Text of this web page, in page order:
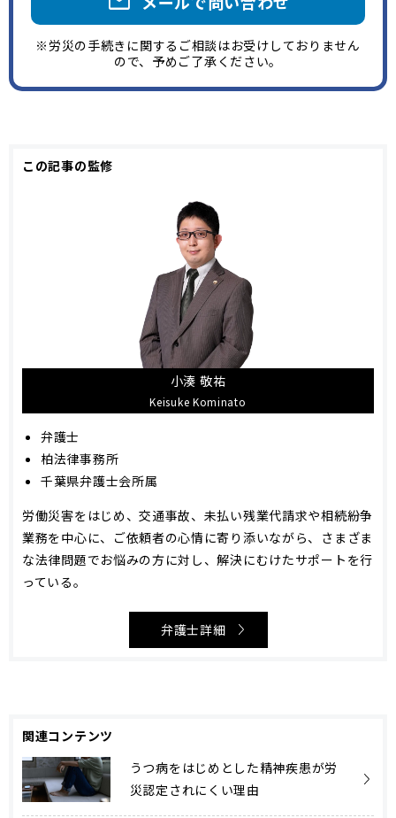
※労災の手続きに関するご相談はお受けしておりません
ので、予めご了承ください。
この記事の監修
小湊 敬祐
Keisuke Kominato
弁護士
柏法律事務所
千葉県弁護士会所属
労働災害をはじめ、交通事故、未払い残業代請求や相続紛争
業務を中心に、ご依頼者の心情に寄り添いながら、さまざま
な法律問題でお悩みの方に対し、解決にむけたサポートを行
っている。
弁護士詳細
関連コンテンツ
うつ病をはじめとした精神疾患が労
災認定されにくい理由